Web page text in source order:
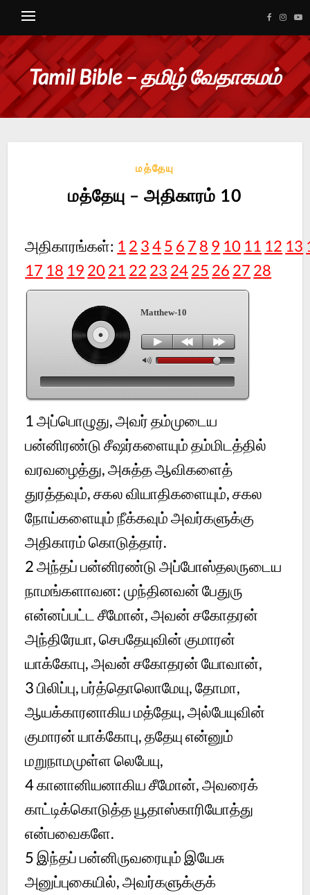
Tamil Bible – தமிழ் வேதாகமம்
மத்தேயு
மத்தேயு – அதிகாரம் 10
அதிகாரங்கள்: 1 2 345 6 7 8 9 10 11 12 13
17 18 19 20 21 22 23 2425 26 27 28
Matthew-10
1அப்பொழுது, அவர் தம்முடைய
பன்னிரண்டு சீஷர்களையும் தம்மிடத்தில்
வரவழைத்து, அசுத்த ஆவிகளைத்
துரத்தவும், சகல வியாதிகளையும், சகல
நோய்களையும் நீக்கவும் அவர்களுக்கு
அதிகாரம் கொடுத்தார்.
2அந்தப் பன்னிரண்டு அப்போஸ்தலருடைய
நாமங்களாவன: முந்தினவன் பேதுரு
என்னப்பட்ட சீமோன், அவன் சகோதரன்
அந்திரேயா, செபதேயுவின் குமாரன்
யாக்கோபு, அவன் சகோதரன் யோவான்,
3பிலிப்பு, பர்த்தொலொமேயு, தோமா,
ஆயக்காரனாகிய மத்தேயு, அல்பேயுவின்
குமாரன் யாக்கோபு, ததேயு என்னும்
மறுநாமமுள்ள லெபேயு,
4கானானியனாகிய சீமோன், அவரைக்
காட்டிக்கொடுத்த யூதாஸ்காரியோத்து
என்பவைகளே.
5 இந்தப் பன்னிருவரையும் இயேசு
அனுப்புகையில், அவர்களுக்குக்